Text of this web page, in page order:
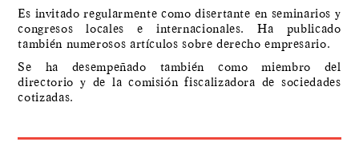
Es invitado regularmente como disertante en seminarios y
congresos locales e internacionales. Ha publicado
también numerosos artículos sobre derecho empresario.
Se ha desempeñado también como miembro del
directorio y de la comisión fiscalizadora de sociedades
cotizadas.